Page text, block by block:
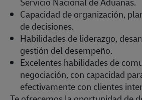
Capacidad de organización,
de decisiones.
Habilidades de liderazgo,
gestión del desempeño.
Excelentes habilidades de
negociación, con capacidad
efectivamente con clientes